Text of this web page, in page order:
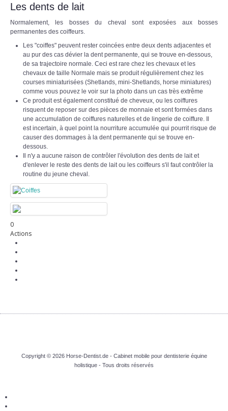
Les dents de lait
Normalement, les bosses du cheval sont exposées aux bosses
permanentes des coiffeurs.
Les "coiffes" peuvent rester coincées entre deux dents adjacentes et
au pur des cas dévier la dent permanente, qui se trouve en-dessous,
de sa trajectoire normale. Ceci est rare chez les chevaux et les
chevaux de taille Normale mais se produit régulièrement chez les
courses miniaturisées (Shetlands, mini-Shetlands, horse miniatures)
comme vous pouvez le voir sur la photo dans un cas très extrême
Ce produit est également constitué de cheveux, ou les coiffures
risquent de reposer sur des pièces de monnaie et sont formées dans
une accumulation de coiffures naturelles et de lingerie de coiffure. Il
est incertain, à quel point la nourriture accumulée qui pourrit risque de
causer des dommages à la dent permanente qui se trouve en-
dessous.
Il n'y a aucune raison de contrôler l'évolution des dents de lait et
d'enlever le reste des dents de lait ou les coiffeurs s'il faut contrôler la
routine du jeune cheval.
0
Actions
Copyright © 2026 Horse-Dentist.de - Cabinet mobile pour dentisterie équine
holistique - Tous droits réservés